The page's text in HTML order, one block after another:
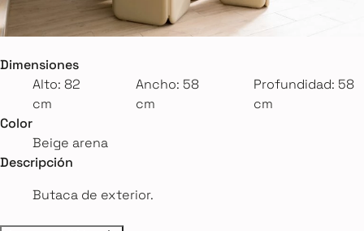
Dimensiones
Alto: 82
cm
Ancho: 58
cm
Profundidad: 58
cm
Color
Beige arena
Descripción
Butaca de exterior.